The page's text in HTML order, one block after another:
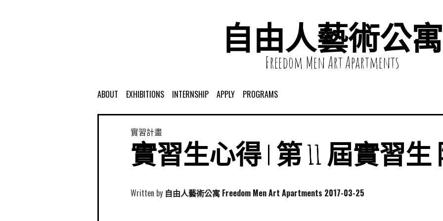
自由人藝術公寓
Freedom Men Art Apartments
ABOUT EXHIBITIONS INTERNSHIP APPLY PROGRAMS
實習計畫
實習生心得 | 第 11 屆實習
Written by 自由人藝術公寓 Freedom Men Art Apartments 2017-03-25